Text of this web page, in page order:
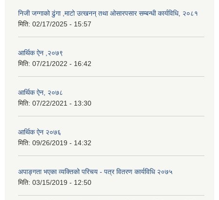
निजी जग्गाको ढुंगा ,माटो उत्खनन् तथा ओसारपसार सम्बन्धी कार्यविधि, २०८१
मिति: 02/17/2025 - 15:57
आर्थिक ऐन ,२०७९
मिति: 07/21/2022 - 16:42
आर्थिक ऐन, २०७८
मिति: 07/22/2021 - 13:30
आर्थिक ऐन २०७६
मिति: 09/26/2019 - 14:32
अपाङ्गता भएका व्यक्तिको परिचय - पत्र वितरण कार्यविधि २०७५
मिति: 03/15/2019 - 12:50